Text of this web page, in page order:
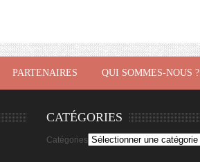
PARTENAIRES QUI SOMMES-NOUS ?
CATÉGORIES
Catégories